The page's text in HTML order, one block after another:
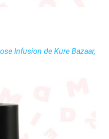
Infusion de Kure Bazaar,